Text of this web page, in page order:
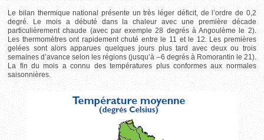
Le bilan thermique national présente un très léger déficit, de l’ordre de 0,2
degré. Le mois a débuté dans la chaleur avec une première décade
particulièrement chaude (avec par exemple 28 degrés à Angoulème le 2).
Les thermomètres ont rapidement chuté entre le 11 et le 12. Les premières
gelées sont alors apparues quelques jours plus tard avec deux ou trois
semaines d’avance selon les régions (jusqu’à –6 degrés à Romorantin le 21).
La fin du mois a connu des températures plus conformes aux normales
saisonnières.